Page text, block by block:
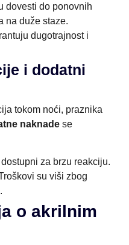
dovesti do ponovnih
na duže staze.
dugotrajnost i
i dodatni
tokom noći, praznika
naknade se
za brzu reakciju.
su viši zbog
o akrilnim